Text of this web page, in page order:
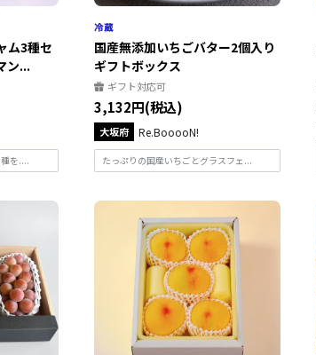
ム3種セ
ン...
を....
国産無添加いちごバター2個入り
ギフトボックス
ギフト対応可
3,132円(税込)
大坂府 Re.BooooN!
たっぷりの国産いちごとグラスフェ...